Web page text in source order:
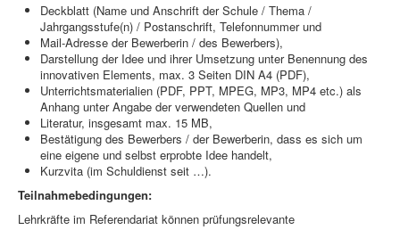
Deckblatt (Name und Anschrift der Schule / Thema /
Jahrgangsstufe(n) / Postanschrift, Telefonnummer und
Mail-Adresse der Bewerberin / des Bewerbers),
Darstellung der Idee und ihrer Umsetzung unter Benennung des
innovativen Elements, max. 3 Seiten DIN A4 (PDF),
Unterrichtsmaterialien (PDF, PPT, MPEG, MP3, MP4 etc.) als
Anhang unter Angabe der verwendeten Quellen und
Literatur, insgesamt max. 15 MB,
Bestätigung des Bewerbers / der Bewerberin, dass es sich um
eine eigene und selbst erprobte Idee handelt,
Kurzvita (im Schuldienst seit …).
Teilnahmebedingungen:
Lehrkräfte im Referendariat können prüfungsrelevante